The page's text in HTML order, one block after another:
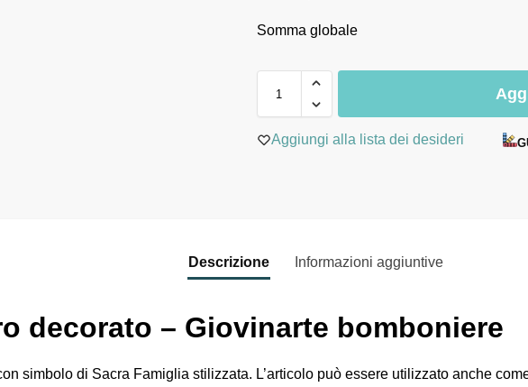
Somma globale
Aggiungi alla lista dei desideri
Descrizione Informazioni aggiuntive
decorato – Giovinarte bomboniere
simbolo di Sacra Famiglia stilizzata. L’articolo può essere utilizzato anche